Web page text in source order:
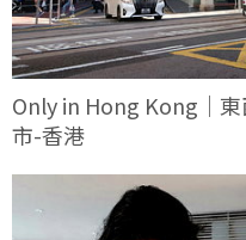
Only in Hong Kong｜
市-香港